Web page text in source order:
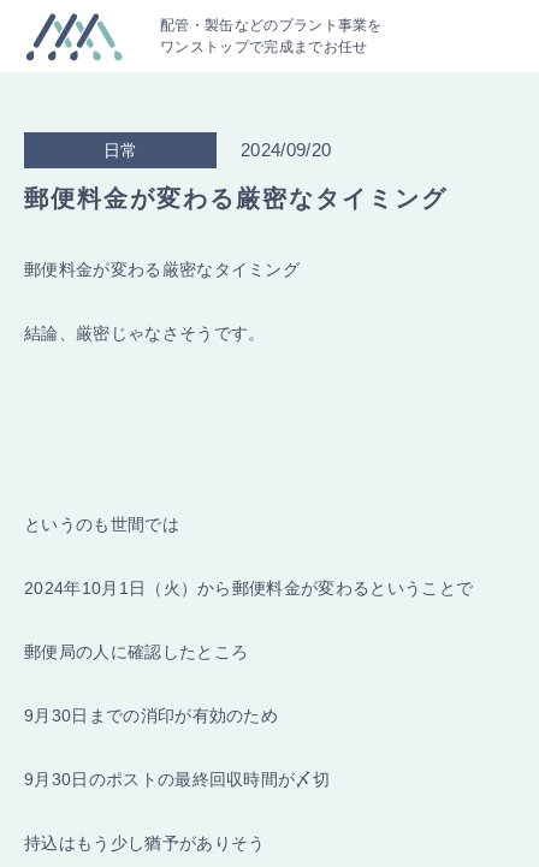
配管・製缶などのプラント事業を
ワンストップで完成までお任せ
日常 2024/09/20
郵便料金が変わる厳密なタイミング
郵便料金が変わる厳密なタイミング
結論、厳密じゃなさそうです。
というのも世間では
2024年10月1日（火）から郵便料金が変わるということで
郵便局の人に確認したところ
9月30日までの消印が有効のため
9月30日のポストの最終回収時間が〆切
持込はもう少し猶予がありそう